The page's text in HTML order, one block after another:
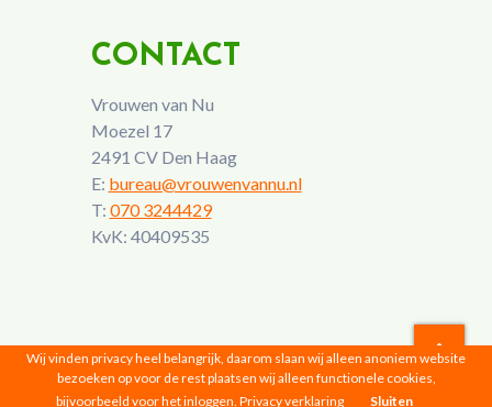
CONTACT
Vrouwen van Nu
Moezel 17
2491 CV Den Haag
E: bureau@vrouwenvannu.nl
T: 070 3244429
KvK: 40409535
Vrouwen van Nu © 2026 |Privacyverklaring
Wij vinden privacy heel belangrijk, daarom slaan wij alleen anoniem website
bezoeken op voor de rest plaatsen wij alleen functionele cookies,
bijvoorbeeld voor het inloggen. Privacy verklaring Sluiten